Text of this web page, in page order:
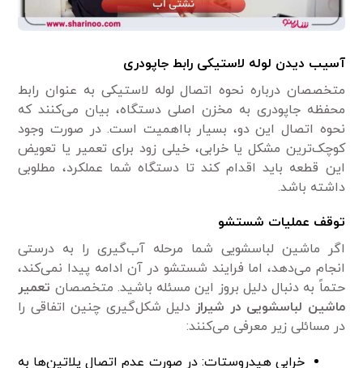
آسیب دیدن لوله لاستیکی رابط جاپودری
متخصصان درباره نحوه اتصال لوله لاستیکی به عنوان رابط
محفظه جاپودری به مخزن اصلی دستگاه، بیان می‌کنند که
نحوه اتصال این دو، بسیار بااهمیت است. در صورت وجود
کوچک‌ترین مشکل یا خرابی، خیلی زود برای تعمیر یا تعویض
این قطعه باید اقدام کند تا دستگاه شما عملکرد، مطلوبی
داشته باشد.
توقف عملیات شستشو
اگر ماشین لباسشویی شما مرحله آب‌گیری را به درستی
انجام می‌دهد، اما فرایند شستشو در آن ادامه پیدا نمی‌کند،
حتماً به دنبال دلیل بروز این مسئله باشید. متخصصان تعمیر
ماشین لباسشویی در شیراز دلیل شکل‌گیری چنین اتفاقی را
در مسائلی زیر معرفی می‌کنند:
خرابی هیدروستات: در صورت عدم اتصال پلاتین‌ها به